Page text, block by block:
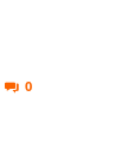
0